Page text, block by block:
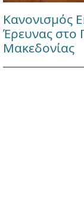
Κανονισμός
Έρευνας στο
Μακεδονίας